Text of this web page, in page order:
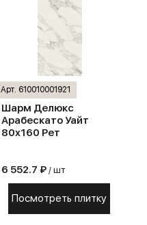
Арт. 610010001921
Шарм Делюкс
Арабескато Уайт
80х160 Рет
6 552.7 ₽ / шт
Посмотреть плитку